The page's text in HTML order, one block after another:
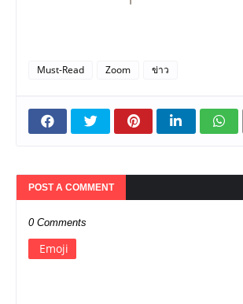
Must-Read Zoom ข่าว
POST A COMMENT
0 Comments
Emoji